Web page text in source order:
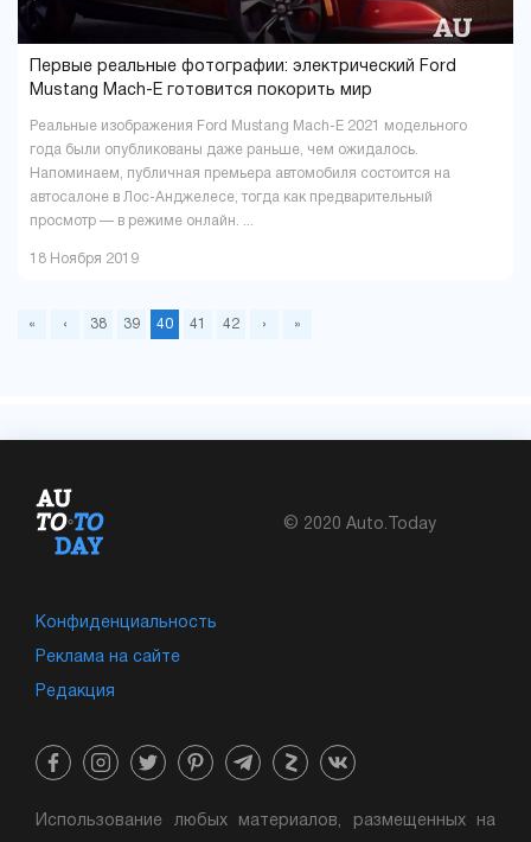
Первые реальные фотографии: электрический Ford
Mustang Mach-E готовится покорить мир
Реальные изображения Ford Mustang Mach-E 2021 модельного
года были опубликованы даже раньше, чем ожидалось.
Напоминаем, публичная премьера автомобиля состоится на
автосалоне в Лос-Анджелесе, тогда как предварительный
просмотр — в режиме онлайн. ...
18 Ноября 2019
« ‹ 38 39 40 41 42 › »
© 2020 Auto.Today
Конфиденциальность
Реклама на сайте
Редакция
Использование любых материалов, размещенных на